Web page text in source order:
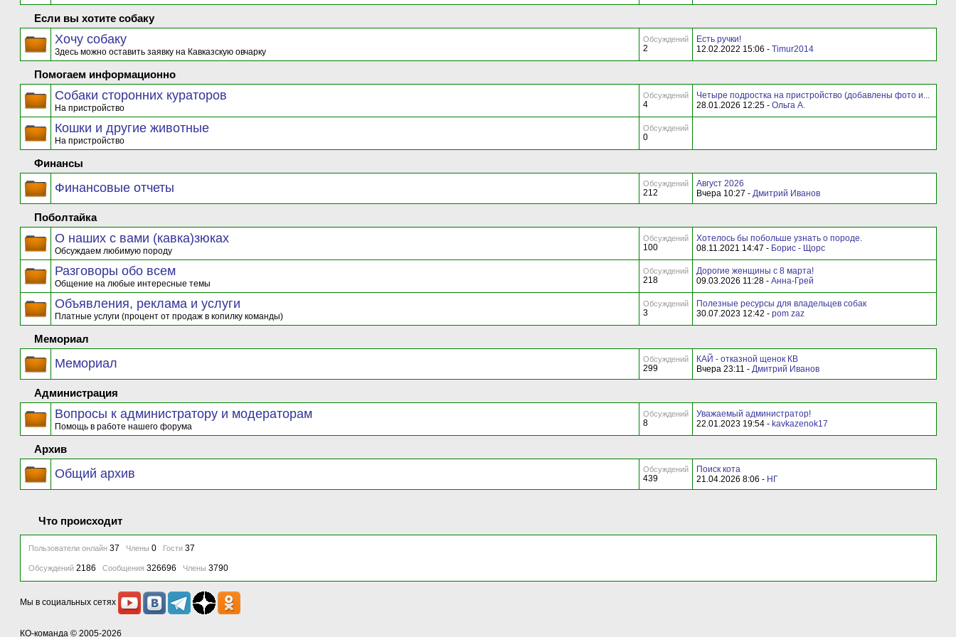
Если вы хотите собаку
Хочу собаку
Здесь можно оставить заявку на Кавказскую овчарку
Обсуждений
2
Есть ручки!
12.02.2022 15:06 - Timur2014
Помогаем информационно
Собаки сторонних кураторов
На пристройство
Обсуждений
4
Четыре подростка на пристройство (добавлены фото и...
28.01.2026 12:25 - Ольга А.
Кошки и другие животные
На пристройство
Обсуждений
0
Финансы
Финансовые отчеты Обсуждений
212
Август 2026
Вчера 10:27 - Дмитрий Иванов
Поболтайка
О наших с вами (кавка)зюках
Обсуждаем любимую породу
Обсуждений
100
Хотелось бы побольше узнать о породе.
08.11.2021 14:47 - Борис - Щорс
Разговоры обо всем
Общение на любые интересные темы
Обсуждений
218
Дорогие женщины с 8 марта!
09.03.2026 11:28 - Анна-Грей
Объявления, реклама и услуги
Платные услуги (процент от продаж в копилку команды)
Обсуждений
3
Полезные ресурсы для владельцев собак
30.07.2023 12:42 - pom zaz
Мемориал
Мемориал Обсуждений
299
КАЙ - отказной щенок КВ
Вчера 23:11 - Дмитрий Иванов
Администрация
Вопросы к администратору и модераторам
Помощь в работе нашего форума
Обсуждений
8
Уважаемый администратор!
22.01.2023 19:54 - kavkazenok17
Архив
Общий архив Обсуждений
439
Поиск кота
21.04.2026 8:06 - НГ
Что происходит
Пользователи онлайн 37 Члены 0 Гости 37
Обсуждений 2186 Сообщения 326696 Члены 3790
Мы в социальных сетях
КО-команда © 2005-2026